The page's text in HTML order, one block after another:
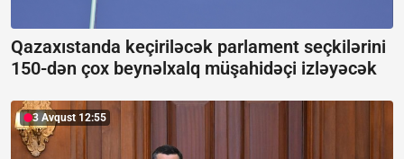
Qazaxıstanda keçiriləcək parlament seçkilərini
150-dən çox beynəlxalq müşahidəçi izləyəcək
3 Avqust 12:55